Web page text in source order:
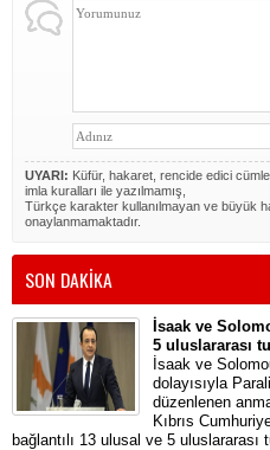
UYARI: Küfür, hakaret, rencide edici
imla kuralları ile yazılmamış,
Türkçe karakter kullanılmayan ve büyük
onaylanmamaktadır.
SON DAKİKA
İsaak ve
5 uluslararası
İsaak ve
dolayısıyla
düzenlenen
Kıbrıs
bağlantılı 13 ulusal ve 5 uluslararası